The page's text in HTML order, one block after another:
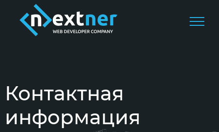
Контактная
информация